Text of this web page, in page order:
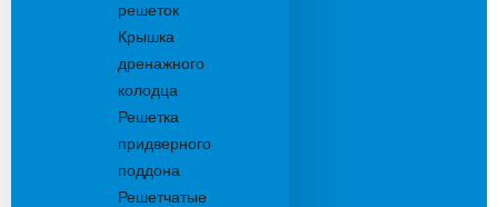
решеток
Крышка
дренажного
колодца
Решетка
придверного
поддона
Решетчатые